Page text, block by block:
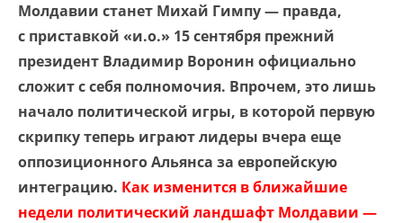
Молдавии станет Михай Гимпу — правда,
с приставкой «и.о.» 15 сентября прежний
президент Владимир Воронин официально
сложит с себя полномочия. Впрочем, это лишь
начало политической игры, в которой первую
скрипку теперь играют лидеры вчера еще
оппозиционного Альянса за европейскую
интеграцию. Как изменится в ближайшие
недели политический ландшафт Молдавии —